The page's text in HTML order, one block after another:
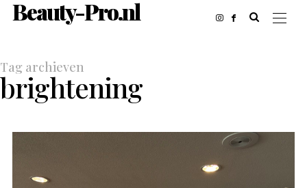
Beauty-Pro.nl
Tag archieven
brightening